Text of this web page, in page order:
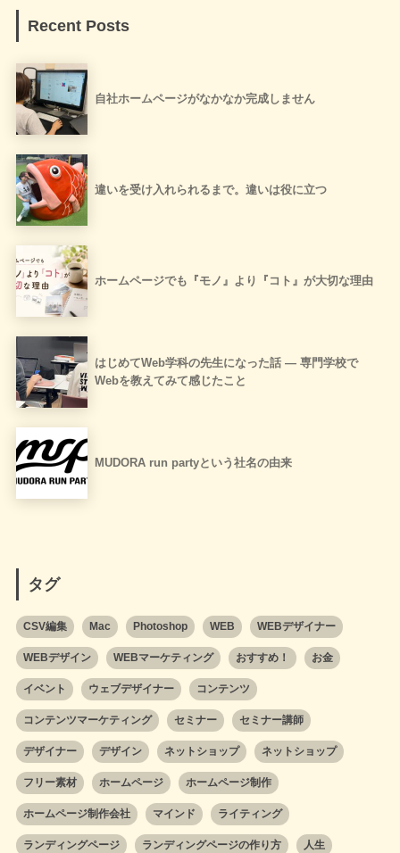
Recent Posts
自社ホームページがなかなか完成しません
違いを受け入れられるまで。違いは役に立つ
ホームページでも『モノ』より『コト』が大切な理由
はじめてWeb学科の先生になった話 ― 専門学校で
Webを教えてみて感じたこと
MUDORA run partyという社名の由来
タグ
CSV編集 Mac Photoshop WEB WEBデザイナー
WEBデザイン WEBマーケティング おすすめ！ お金
イベント ウェブデザイナー コンテンツ
コンテンツマーケティング セミナー セミナー講師
デザイナー デザイン ネットショップ ネットショップ
フリー素材 ホームページ ホームページ制作
ホームページ制作会社 マインド ライティング
ランディングページ ランディングページの作り方 人生